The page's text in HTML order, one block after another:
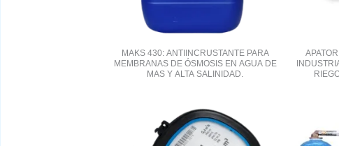
MAKS 430: ANTIINCRUSTANTE PARA
MEMBRANAS DE ÓSMOSIS EN AGUA DE
MAS Y ALTA SALINIDAD.